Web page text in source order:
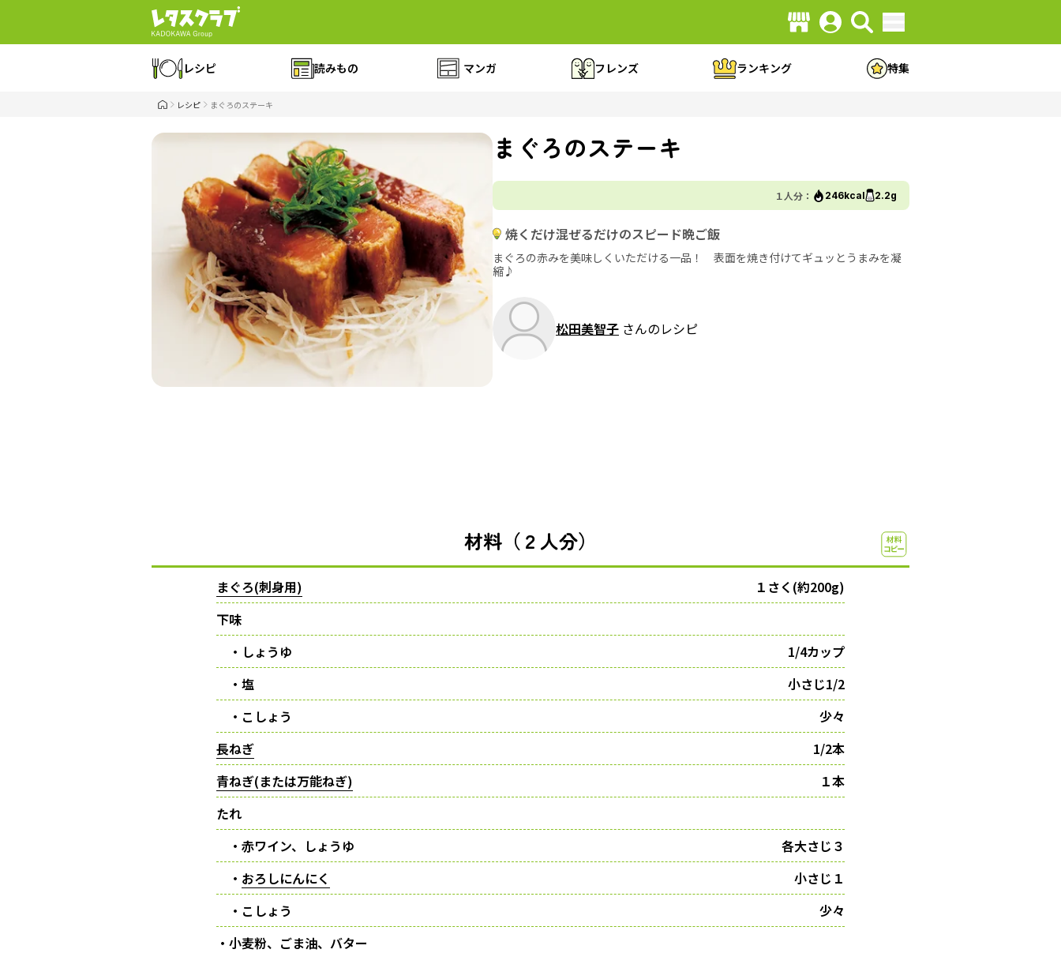
レシピ 読みもの マンガ フレンズ ランキング 特集
レシピ まぐろのステーキ
まぐろのステーキ
１人分： 246kcal 2.2g
焼くだけ混ぜるだけのスピード晩ご飯
まぐろの赤みを美味しくいただける一品！ 表面を焼き付けてギュッとうまみを凝
縮♪
松田美智子 さんのレシピ
材料（２人分）
まぐろ(刺身用)
１さく(約200g)
下味
・しょうゆ
1/4カップ
・塩
小さじ1/2
・こしょう
少々
長ねぎ
1/2本
青ねぎ(または万能ねぎ)
１本
たれ
・赤ワイン、しょうゆ
各大さじ３
・ おろしにんにく
小さじ１
・こしょう
少々
・小麦粉、ごま油、バター